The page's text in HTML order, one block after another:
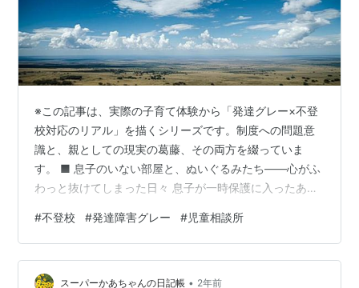
※この記事は、実際の子育て体験から「発達グレー×不登
校対応のリアル」を描くシリーズです。制度への問題意
識と、親としての現実の葛藤、その両方を綴っていま
す。 ■ 息子のいない部屋と、ぬいぐるみたち——心がふ
わっと抜けてしまった日々 息子が一時保護に入ったあ
ちでした。 「やりすぎたんじゃないか…」「息子の心は
大丈夫だろうか」「ご飯、ちゃんと食べてるかな」 考え
ても仕方ないと分かっていても、不安や罪悪感が頭から
離れませんでした。 最初の3日間は週末で、児童相談所
#不登校 #発達障害グレー #児童相談所
スーパーかあちゃんの日記帳 • 2年前